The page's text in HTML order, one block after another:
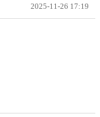
2025-11-26 17:19